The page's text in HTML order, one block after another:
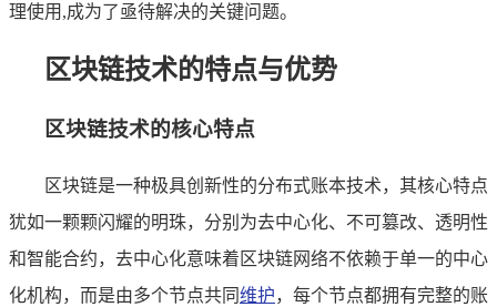
理使用,成为了亟待解决的关键问题。
区块链技术的特点与优势
区块链技术的核心特点
区块链是一种极具创新性的分布式账本技术，其核心特点
犹如一颗颗闪耀的明珠，分别为去中心化、不可篡改、透明性
和智能合约，去中心化意味着区块链网络不依赖于单一的中心
化机构，而是由多个节点共同维护，每个节点都拥有完整的账